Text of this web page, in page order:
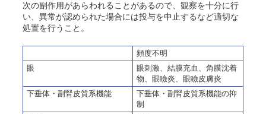
次の副作用があらわれることがあるので、観察を十分に行
い、異常が認められた場合には投与を中止するなど適切な
処置を行うこと。
頻度不明
眼
眼刺激、結膜充血、角膜沈着
物、眼瞼炎、眼瞼皮膚炎
下垂体・副腎皮質系機能
下垂体・副腎皮質系機能の抑
制